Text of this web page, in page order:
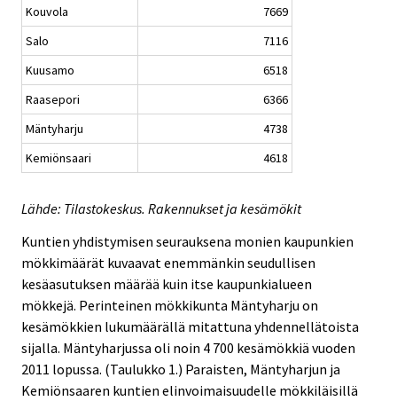
Kouvola
7669
Salo
7116
Kuusamo
6518
Raasepori
6366
Mäntyharju
4738
Kemiönsaari
4618
Lähde: Tilastokeskus. Rakennukset ja kesämökit
Kuntien yhdistymisen seurauksena monien kaupunkien
mökkimäärät kuvaavat enemmänkin seudullisen
kesäasutuksen määrää kuin itse kaupunkialueen
mökkejä. Perinteinen mökkikunta Mäntyharju on
kesämökkien lukumäärällä mitattuna yhdennellätoista
sijalla. Mäntyharjussa oli noin 4 700 kesämökkiä vuoden
2011 lopussa. (Taulukko 1.) Paraisten, Mäntyharjun ja
Kemiönsaaren kuntien elinvoimaisuudelle mökkiläisillä